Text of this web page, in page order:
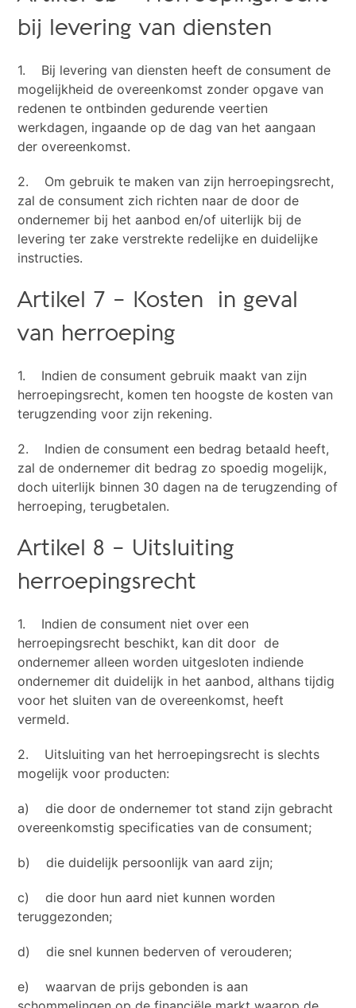
bij levering van diensten
1. Bij levering van diensten heeft de consument de
mogelijkheid de overeenkomst zonder opgave van
redenen te ontbinden gedurende veertien
werkdagen, ingaande op de dag van het aangaan
der overeenkomst.
2. Om gebruik te maken van zijn herroepingsrecht,
zal de consument zich richten naar de door de
ondernemer bij het aanbod en/of uiterlijk bij de
levering ter zake verstrekte redelijke en duidelijke
instructies.
Artikel 7 – Kosten in geval
van herroeping
1. Indien de consument gebruik maakt van zijn
herroepingsrecht, komen ten hoogste de kosten van
terugzending voor zijn rekening.
2. Indien de consument een bedrag betaald heeft,
zal de ondernemer dit bedrag zo spoedig mogelijk,
doch uiterlijk binnen 30 dagen na de terugzending of
herroeping, terugbetalen.
Artikel 8 – Uitsluiting
herroepingsrecht
1. Indien de consument niet over een
herroepingsrecht beschikt, kan dit door de
ondernemer alleen worden uitgesloten indiende
ondernemer dit duidelijk in het aanbod, althans tijdig
voor het sluiten van de overeenkomst, heeft
vermeld.
2. Uitsluiting van het herroepingsrecht is slechts
mogelijk voor producten:
a) die door de ondernemer tot stand zijn gebracht
overeenkomstig specificaties van de consument;
b) die duidelijk persoonlijk van aard zijn;
c) die door hun aard niet kunnen worden
teruggezonden;
d) die snel kunnen bederven of verouderen;
e) waarvan de prijs gebonden is aan